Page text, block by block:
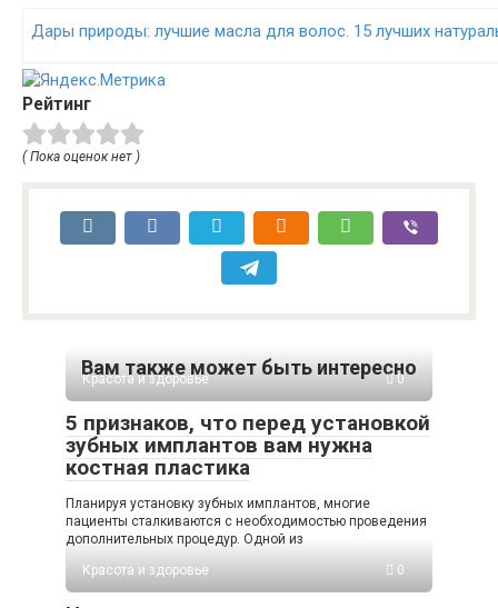
Дары природы: лучшие масла для волос. 15 лучших
Рейтинг
( Пока оценок нет )
Вам также может быть интересно
Красота и здоровье 0
5 признаков, что перед установкой
зубных имплантов вам нужна
костная пластика
Планируя установку зубных имплантов, многие
пациенты сталкиваются с необходимостью проведения
дополнительных процедур. Одной из
Красота и здоровье
0